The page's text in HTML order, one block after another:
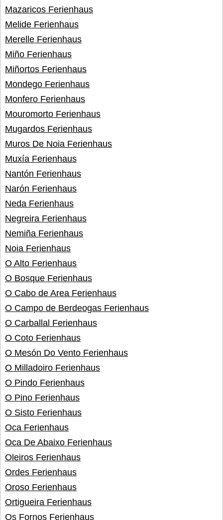
Mazaricos Ferienhaus
Melide Ferienhaus
Merelle Ferienhaus
Miño Ferienhaus
Miñortos Ferienhaus
Mondego Ferienhaus
Monfero Ferienhaus
Mouromorto Ferienhaus
Mugardos Ferienhaus
Muros De Noia Ferienhaus
Muxía Ferienhaus
Nantón Ferienhaus
Narón Ferienhaus
Neda Ferienhaus
Negreira Ferienhaus
Nemiña Ferienhaus
Noia Ferienhaus
O Alto Ferienhaus
O Bosque Ferienhaus
O Cabo de Area Ferienhaus
O Campo de Berdeogas Ferienhaus
O Carballal Ferienhaus
O Coto Ferienhaus
O Mesón Do Vento Ferienhaus
O Milladoiro Ferienhaus
O Pindo Ferienhaus
O Pino Ferienhaus
O Sisto Ferienhaus
Oca Ferienhaus
Oca De Abaixo Ferienhaus
Oleiros Ferienhaus
Ordes Ferienhaus
Oroso Ferienhaus
Ortigueira Ferienhaus
Os Fornos Ferienhaus